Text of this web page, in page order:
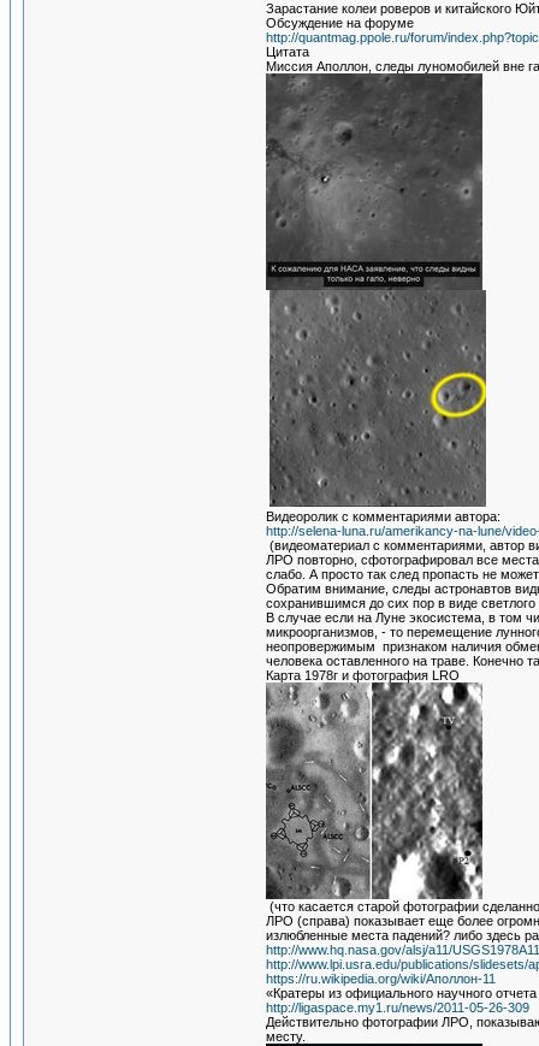
Зарастание колеи роверов и китайского
Обсуждение на форуме
http://quantmag.ppole.ru/forum/
Цитата
Миссия Аполлон, следы луномобилей вне
Видеоролик с комментариями автора:
http://selena-luna.ru/amerikancy-na-lune/
(видеоматериал с комментариями, автор
ЛРО повторно, сфотографировал все
слабо. А просто так след пропасть не
Обратим внимание, следы астронавтов
сохранившимся до сих пор в виде светлого
В случае если на Луне экосистема, в том
микроорганизмов, - то перемещение
неопровержимым признаком наличия
человека оставленного на траве. Конечно
Карта 1978г и фотография LRO
(что касается старой фотографии
ЛРО (справа) показывает еще более
излюбленные места падений? либо здесь
http://www.hq.nasa.gov/alsj/a11/
http://www.lpi.usra.edu/publications/slidesets/
https://ru.wikipedia.org/wiki/Аполлон-11
«Кратеры из официального научного
http://ligaspace.my1.ru/news/2011-05-26-309
Действительно фотографии ЛРО,
месту.